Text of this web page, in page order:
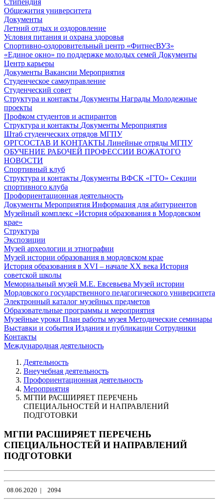
Общежития университета
Документы
Летний отдых и оздоровление
Условия питания и охрана здоровья
Спортивно-оздоровительный центр «ФитнесВУЗ»
«Единое окно» по поддержке молодых семей Документы
Центр карьеры
Документы Вакансии Мероприятия
Студенческое самоуправление
Студенческий совет
Структура и контакты Документы Награды Молодежные
проекты
Профком студентов и аспирантов
Структура и контакты Документы Мероприятия
Штаб студенческих отрядов МГПУ
ОРГСОСТАВ И КОНТАКТЫ Линейные отряды МГПУ
ОБУЧЕНИЕ РАБОЧЕЙ ПРОФЕССИИ ВОЖАТОГО
НОВОСТИ
Спортивный клуб
Структура и контакты Документы ВФСК «ГТО» Секции
спортивного клуба
Профориентационная деятельность
Документы Мероприятия Информация для абитуриентов
Музейный комплекс «История образования в Мордовском
крае»
Структура
Экспозиции
Музей археологии и этнографии
Музей истории образования в мордовском крае
История образования в XVI – начале XX века История
советской школы
Мемориальный музей М.Е. Евсевьева Музей истории
Мордовского государственного педагогического университета
Электронный каталог музейных предметов
Образовательные программы и мероприятия
Музейные уроки План работы музея Методические семинары
Выставки и события Издания и публикации Сотрудники
Контакты
Международная деятельность
Деятельность
Внеучебная деятельность
Профориентационная деятельность
Мероприятия
МГПИ РАСШИРЯЕТ ПЕРЕЧЕНЬ
СПЕЦИАЛЬНОСТЕЙ И НАПРАВЛЕНИЙ
ПОДГОТОВКИ
МГПИ РАСШИРЯЕТ ПЕРЕЧЕНЬ
СПЕЦИАЛЬНОСТЕЙ И НАПРАВЛЕНИЙ
ПОДГОТОВКИ
08.06.2020 | 2094